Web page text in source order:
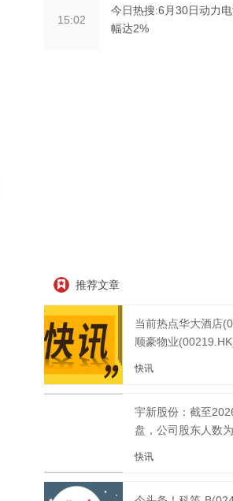
15:02
今日热搜:6月30日动力
幅达2%
推荐文章
当前热点华大酒店
顺豪物业
快讯
宇新股份：截至
盘，公司股东人数
快讯